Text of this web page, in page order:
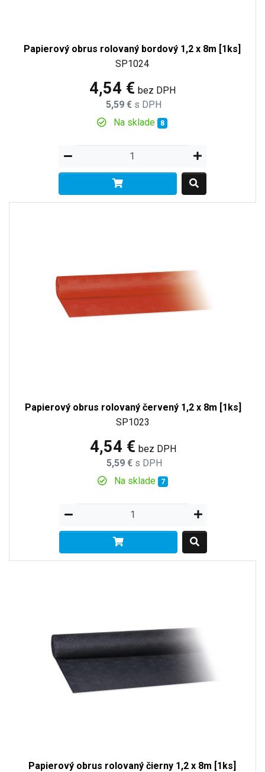
Papierový obrus rolovaný bordový 1,2 x 8m [1ks]
SP1024
4,54 € bez DPH
5,59 € s DPH
Na sklade 8
Papierový obrus rolovaný červený 1,2 x 8m [1ks]
SP1023
4,54 € bez DPH
5,59 € s DPH
Na sklade 7
Papierový obrus rolovaný čierny 1,2 x 8m [1ks]